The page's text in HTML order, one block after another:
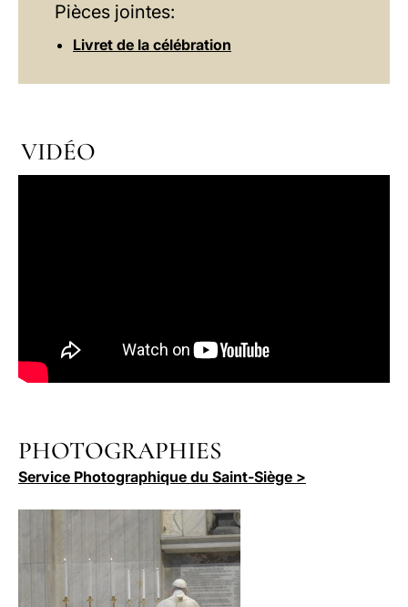
Pièces jointes:
Livret de la célébration
VIDÉO
PHOTOGRAPHIES
Service Photographique du Saint-Siège >